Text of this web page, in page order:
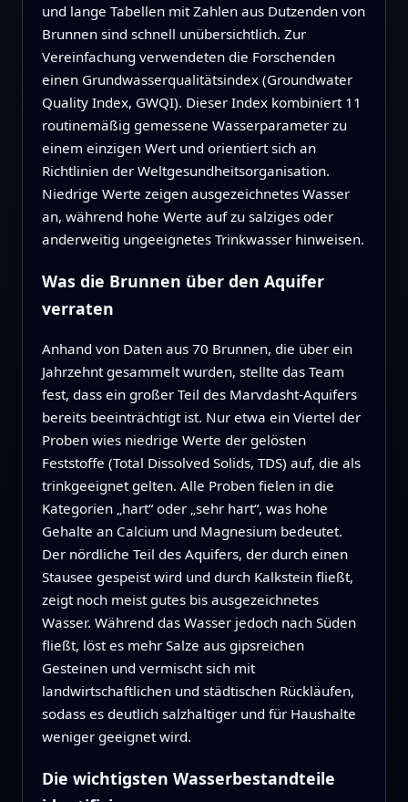
und lange Tabellen mit Zahlen aus Dutzenden von
Brunnen sind schnell unübersichtlich. Zur
Vereinfachung verwendeten die Forschenden
einen Grundwasserqualitätsindex (Groundwater
Quality Index, GWQI). Dieser Index kombiniert 11
routinemäßig gemessene Wasserparameter zu
einem einzigen Wert und orientiert sich an
Richtlinien der Weltgesundheitsorganisation.
Niedrige Werte zeigen ausgezeichnetes Wasser
an, während hohe Werte auf zu salziges oder
anderweitig ungeeignetes Trinkwasser hinweisen.
Was die Brunnen über den Aquifer
verraten
Anhand von Daten aus 70 Brunnen, die über ein
Jahrzehnt gesammelt wurden, stellte das Team
fest, dass ein großer Teil des Marvdasht-Aquifers
bereits beeinträchtigt ist. Nur etwa ein Viertel der
Proben wies niedrige Werte der gelösten
Feststoffe (Total Dissolved Solids, TDS) auf, die als
trinkgeeignet gelten. Alle Proben fielen in die
Kategorien „hart“ oder „sehr hart“, was hohe
Gehalte an Calcium und Magnesium bedeutet.
Der nördliche Teil des Aquifers, der durch einen
Stausee gespeist wird und durch Kalkstein fließt,
zeigt noch meist gutes bis ausgezeichnetes
Wasser. Während das Wasser jedoch nach Süden
fließt, löst es mehr Salze aus gipsreichen
Gesteinen und vermischt sich mit
landwirtschaftlichen und städtischen Rückläufen,
sodass es deutlich salzhaltiger und für Haushalte
weniger geeignet wird.
Die wichtigsten Wasserbestandteile